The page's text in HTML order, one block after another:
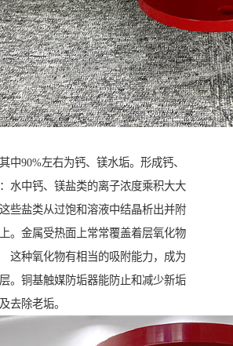
中90%左右为钙、镁水垢。形成钙、
水中钙、镁盐类的离子浓度乘积大大
些盐类从过饱和溶液中结晶析出并附
。金属受热面上常常覆盖着层氧化物
这种氧化物有相当的吸附能力，成为
。铜基触媒防垢器能防止和减少新垢
去除老垢。